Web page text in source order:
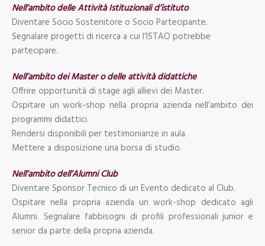
Nell’ambito delle Attività Istituzionali d’istituto
Diventare Socio Sostenitore o Socio Partecipante.
Segnalare progetti di ricerca a cui l’ISTAO potrebbe
partecipare.
Nell’ambito dei Master o delle attività didattiche
Offrire opportunità di stage agli allievi dei Master.
Ospitare un work-shop nella propria azienda nell’ambito dei
programmi didattici.
Rendersi disponibili per testimonianze in aula.
Mettere a disposizione una borsa di studio.
Nell’ambito dell’Alumni Club
Diventare Sponsor Tecnico di un Evento dedicato al Club.
Ospitare nella propria azienda un work-shop dedicato agli
Alumni. Segnalare fabbisogni di profili professionali junior e
senior da parte della propria azienda.